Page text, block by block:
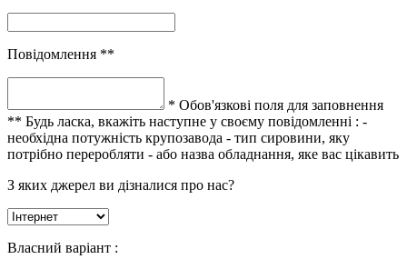
Повідомлення **
* Обов'язкові поля для заповнення
** Будь ласка, вкажіть наступне у своєму повідомленні : -
необхідна потужність крупозавода - тип сировини, яку
потрібно переробляти - або назва обладнання, яке вас цікавить
З яких джерел ви дізналися про нас?
Власний варіант :